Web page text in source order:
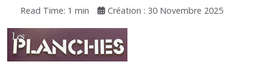
Read Time: 1 min Création : 30 Novembre 2025